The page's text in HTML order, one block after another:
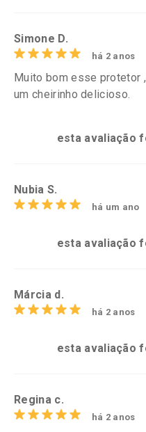
Simone D.
há 2 anos
Muito bom esse protetor
um cheirinho delicioso.
esta avaliação
Nubia S.
há um ano
esta avaliação
Márcia d.
há 2 anos
esta avaliação
Regina c.
há 2 anos